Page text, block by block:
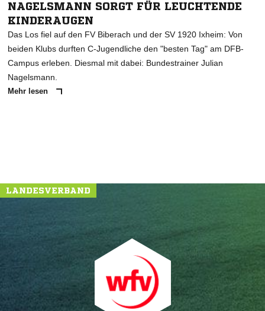
NAGELSMANN SORGT FÜR LEUCHTENDE
KINDERAUGEN
Das Los fiel auf den FV Biberach und der SV 1920 Ixheim: Von
beiden Klubs durften C-Jugendliche den "besten Tag" am DFB-
Campus erleben. Diesmal mit dabei: Bundestrainer Julian
Nagelsmann.
Mehr lesen
LANDESVERBAND